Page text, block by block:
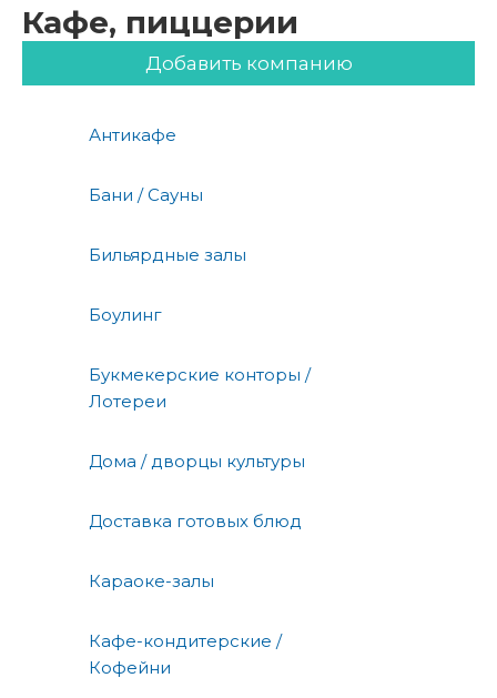
Кафе, пиццерии
Добавить компанию
Антикафе
Бани / Сауны
Бильярдные залы
Боулинг
Букмекерские конторы /
Лотереи
Дома / дворцы культуры
Доставка готовых блюд
Караоке-залы
Кафе-кондитерские /
Кофейни